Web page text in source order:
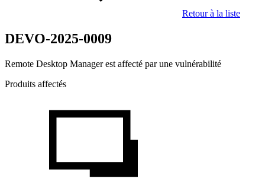
Retour à la liste
DEVO-2025-0009
Remote Desktop Manager est affecté par une vulnérabilité
Produits affectés